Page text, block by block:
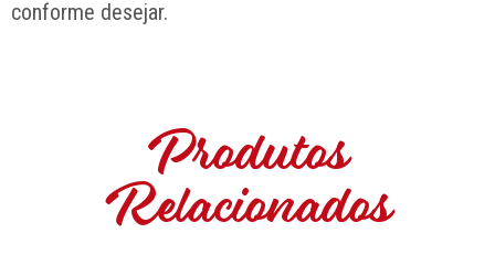
conforme desejar.
Produtos
Relacionados